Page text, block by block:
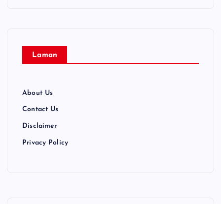
Laman
About Us
Contact Us
Disclaimer
Privacy Policy